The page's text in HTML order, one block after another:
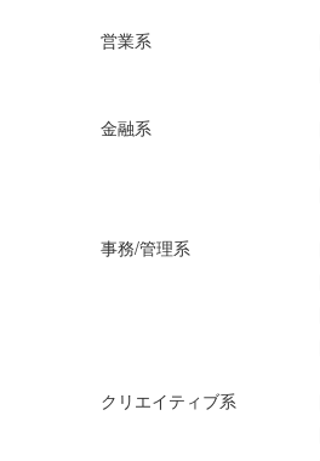
営業系
金融系
事務/管理系
クリエイティブ系